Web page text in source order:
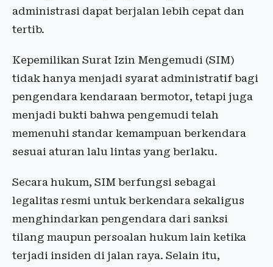
administrasi dapat berjalan lebih cepat dan
tertib.
Kepemilikan Surat Izin Mengemudi (SIM)
tidak hanya menjadi syarat administratif bagi
pengendara kendaraan bermotor, tetapi juga
menjadi bukti bahwa pengemudi telah
memenuhi standar kemampuan berkendara
sesuai aturan lalu lintas yang berlaku.
Secara hukum, SIM berfungsi sebagai
legalitas resmi untuk berkendara sekaligus
menghindarkan pengendara dari sanksi
tilang maupun persoalan hukum lain ketika
terjadi insiden di jalan raya. Selain itu,